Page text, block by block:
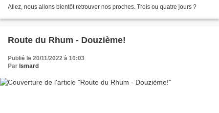
Allez, nous allons bientôt retrouver nos proches. Trois ou quatre jours ?
Route du Rhum - Douzième!
Publié le 20/11/2022 à 10:03
Par Ismard